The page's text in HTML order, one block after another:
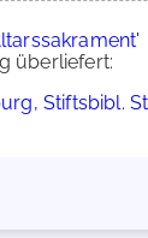
überliefert:
Stiftsbibl.